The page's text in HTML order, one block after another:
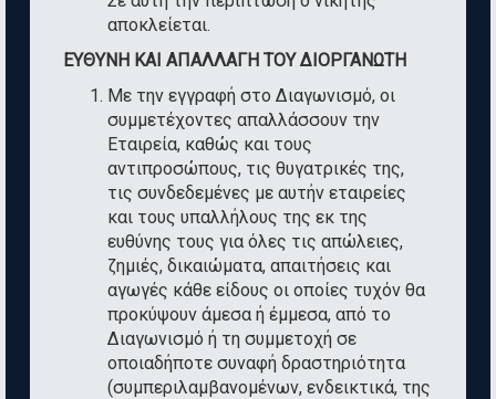
αποκλείεται.
ΕΥΘΥΝΗ ΚΑΙ ΑΠΑΛΛΑΓΗ ΤΟΥ ΔΙΟΡΓΑΝΩΤΗ
Με την εγγραφή στο Διαγωνισμό, οι
συμμετέχοντες απαλλάσσουν την
Εταιρεία, καθώς και τους
αντιπροσώπους, τις θυγατρικές της,
τις συνδεδεμένες με αυτήν εταιρείες
και τους υπαλλήλους της εκ της
ευθύνης τους για όλες τις απώλειες,
ζημιές, δικαιώματα, απαιτήσεις και
αγωγές κάθε είδους οι οποίες τυχόν θα
προκύψουν άμεσα ή έμμεσα, από το
Διαγωνισμό ή τη συμμετοχή σε
οποιαδήποτε συναφή δραστηριότητα
(συμπεριλαμβανομένων, ενδεικτικά, της